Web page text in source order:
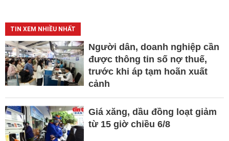
TIN XEM NHIỀU NHẤT
Người dân, doanh nghiệp cần
được thông tin số nợ thuế,
trước khi áp tạm hoãn xuất
cảnh
Giá xăng, dầu đồng loạt giảm
từ 15 giờ chiều 6/8